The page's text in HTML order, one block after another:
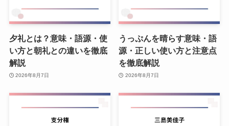
夕礼とは？意味・語源・使
い方と朝礼との違いを徹底
解説
2026年8月7日
うっぷんを晴らす意味・語
源・正しい使い方と注意点
を徹底解説
2026年8月7日